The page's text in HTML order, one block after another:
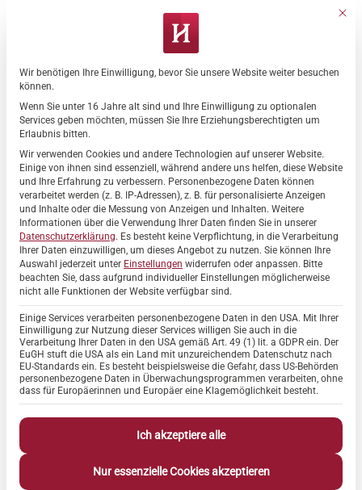
ALLGEMEIN,HEIDEHAUS
15 Jahre Hahne Residenz
„Heidehaus“: Sommerfest lockt
hunderte Besucher
24
Juni
Hannover-Stöcken, Juni 2025 – Strahlender Sonnenschein,
hochsommerliche Temperaturen und beste Stimmung: Das
Sommerfest der Hahne Residenz „Heidehaus“ war ein
voller Erfolg. Rund 900 Besucherinnen und Besucher
Mit
Datenschutz-Präferenz
Wir benötigen Ihre Einwilligung, bevor Sie unsere Website weiter besuchen
können.
Wenn Sie unter 16 Jahre alt sind und Ihre Einwilligung zu optionalen
Services geben möchten, müssen Sie Ihre Erziehungsberechtigten um
Erlaubnis bitten.
Wir verwenden Cookies und andere Technologien auf unserer Website.
Einige von ihnen sind essenziell, während andere uns helfen, diese Website
und Ihre Erfahrung zu verbessern. Personenbezogene Daten können
verarbeitet werden (z. B. IP-Adressen), z. B. für personalisierte Anzeigen
und Inhalte oder die Messung von Anzeigen und Inhalten. Weitere
Informationen über die Verwendung Ihrer Daten finden Sie in unserer
Datenschutzerklärung. Es besteht keine Verpflichtung, in die Verarbeitung
Ihrer Daten einzuwilligen, um dieses Angebot zu nutzen. Sie können Ihre
Auswahl jederzeit unter Einstellungen widerrufen oder anpassen. Bitte
beachten Sie, dass aufgrund individueller Einstellungen möglicherweise
nicht alle Funktionen der Website verfügbar sind.
Einige Services verarbeiten personenbezogene Daten in den USA. Mit Ihrer
Einwilligung zur Nutzung dieser Services willigen Sie auch in die
Verarbeitung Ihrer Daten in den USA gemäß Art. 49 (1) lit. a GDPR ein. Der
EuGH stuft die USA als ein Land mit unzureichendem Datenschutz nach
EU-Standards ein. Es besteht beispielsweise die Gefahr, dass US-Behörden
personenbezogene Daten in Überwachungsprogrammen verarbeiten, ohne
dass für Europäerinnen und Europäer eine Klagemöglichkeit besteht.
Ich akzeptiere alle
Nur essenzielle Cookies akzeptieren